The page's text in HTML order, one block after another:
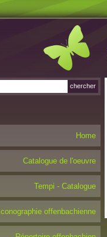
Home
Catalogue de l'oeuvre
Tempi - Catalogue
Iconographie offenbachienne